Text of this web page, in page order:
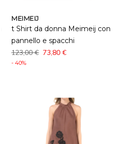
MEIMEIJ
t Shirt da donna Meimeij con
pannello e spacchi
123,00 € 73,80 €
- 40%